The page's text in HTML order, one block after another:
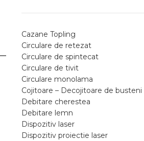
Cazane Topling
Circulare de retezat
Circulare de spintecat
Circulare de tivit
Circulare monolama
Cojitoare – Decojitoare de busteni
Debitare cherestea
Debitare lemn
Dispozitiv laser
Dispozitiv proiectie laser